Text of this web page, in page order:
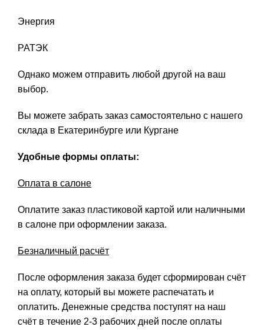
Энергия
РАТЭК
Однако можем отправить любой другой на ваш
выбор.
Вы можете забрать заказ самостоятельно с нашего
склада в Екатеринбурге или Кургане
Удобные формы оплаты:
Оплата в салоне
Оплатите заказ пластиковой картой или наличными
в салоне при оформлении заказа.
Безналичный расчёт
После оформления заказа будет сформирован счёт
на оплату, который вы можете распечатать и
оплатить. Денежные средства поступят на наш
счёт в течение 2-3 рабочих дней после оплаты